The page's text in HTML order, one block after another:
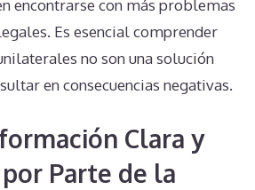
encontrarse con más problemas
Es esencial comprender
no son una solución
en consecuencias negativas.
Clara y
Parte de la